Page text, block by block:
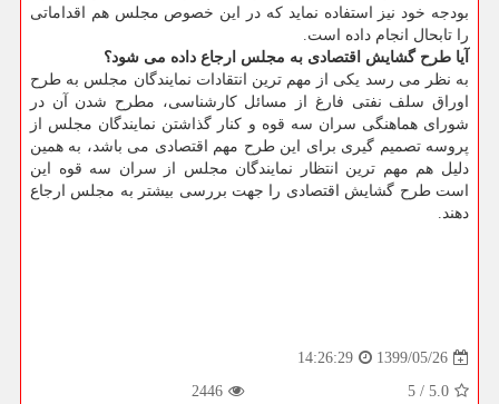
بودجه خود نیز استفاده نماید که در این خصوص مجلس هم اقداماتی
را تابحال انجام داده است.
آیا طرح گشایش اقتصادی به مجلس ارجاع داده می شود؟
به نظر می رسد یکی از مهم ترین انتقادات نمایندگان مجلس به طرح
اوراق سلف نفتی فارغ از مسائل کارشناسی، مطرح شدن آن در
شورای هماهنگی سران سه قوه و کنار گذاشتن نمایندگان مجلس از
پروسه تصمیم گیری برای این طرح مهم اقتصادی می باشد، به همین
دلیل هم مهم ترین انتظار نمایندگان مجلس از سران سه قوه این
است طرح گشایش اقتصادی را جهت بررسی بیشتر به مجلس ارجاع
دهند.
1399/05/26
14:26:29
5.0
/
5
2446